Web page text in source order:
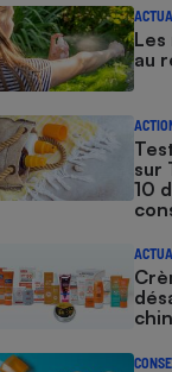
au
sur
10